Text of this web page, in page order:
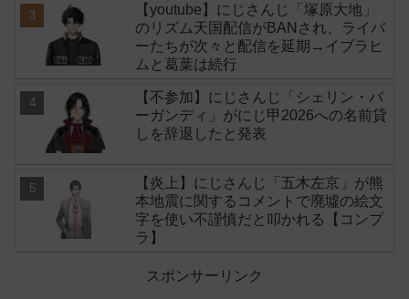
【youtube】にじさんじ「塚原大地」
のリズム天国配信がBANされ、ライバ
ーたちが次々と配信を延期→イブラヒ
ムと葛葉は続行
【不参加】にじさんじ「シェリン・バ
ーガンディ」がにじ甲2026への名前貸
しを辞退したと発表
【炎上】にじさんじ「五木左京」が熊
本地震に関するコメントで廃墟の絵文
字を使い不謹慎だと叩かれる【コンプ
ラ】
スポンサーリンク